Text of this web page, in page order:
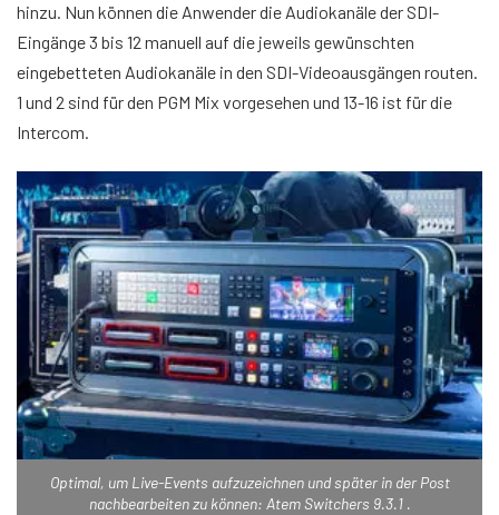
hinzu. Nun können die Anwender die Audiokanäle der SDI-
Eingänge 3 bis 12 manuell auf die jeweils gewünschten
eingebetteten Audiokanäle in den SDI-Videoausgängen routen.
1 und 2 sind für den PGM Mix vorgesehen und 13-16 ist für die
Intercom.
Optimal, um Live-Events aufzuzeichnen und später in der Post
nachbearbeiten zu können: Atem Switchers 9.3.1 .